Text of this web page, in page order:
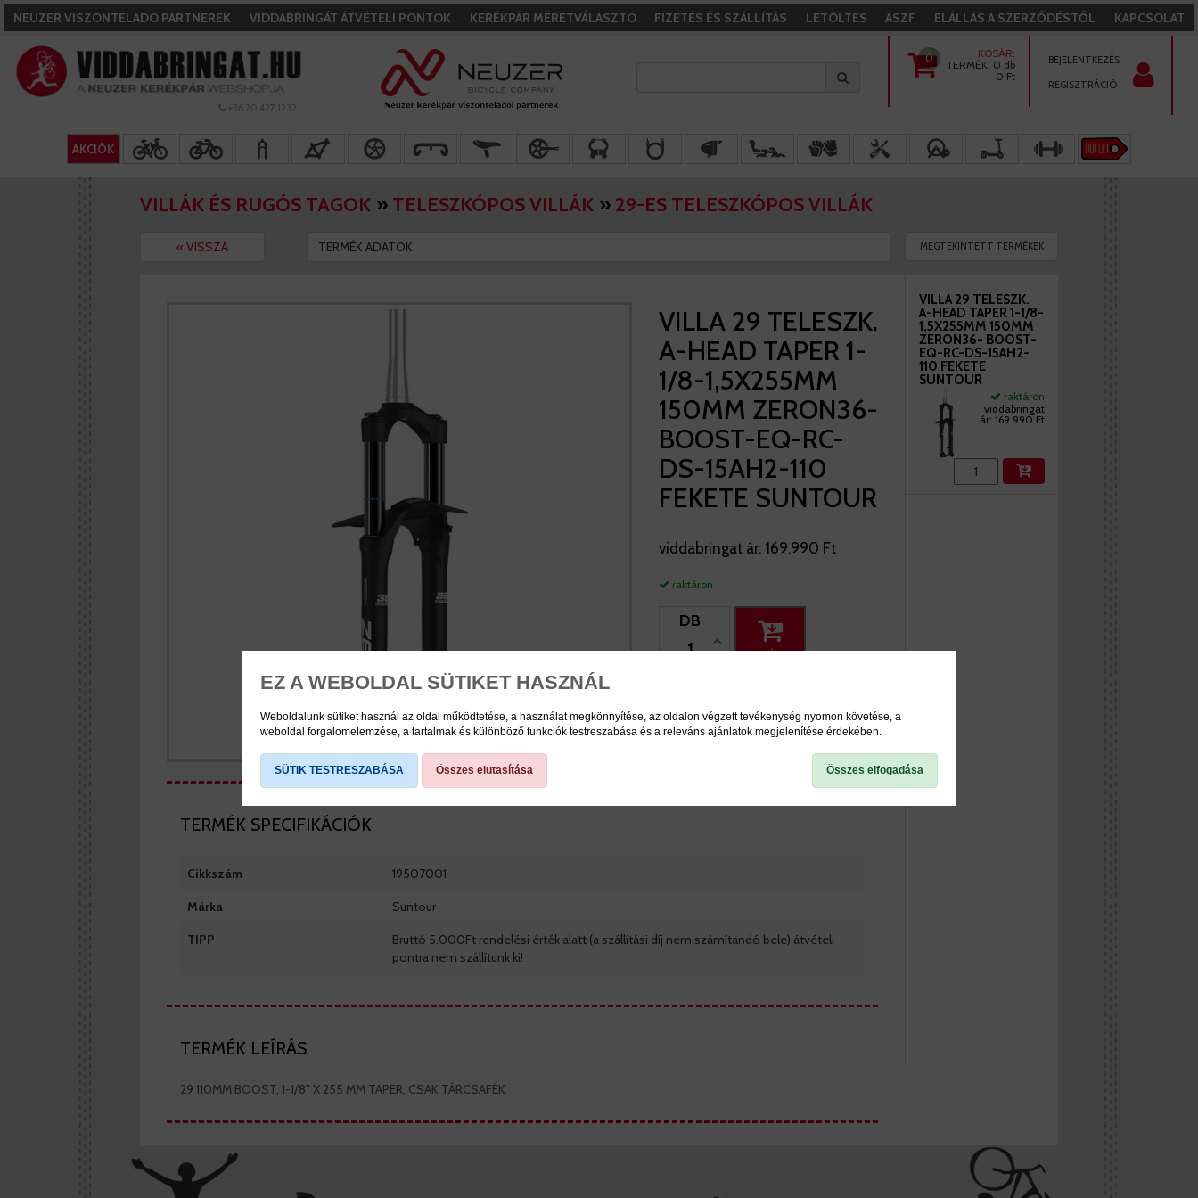
EZ A WEBOLDAL SÜTIKET HASZNÁL
Weboldalunk sütiket használ az oldal működtetése, a használat megkönnyítése, az oldalon végzett tevékenység nyomon követése, a
weboldal forgalomelemzése, a tartalmak és különböző funkciók testreszabása és a releváns ajánlatok megjelenítése érdekében.
SÜTIK TESTRESZABÁSA Összes elutasítása Összes elfogadása
NEUZER VISZONTELADÓ PARTNEREK VIDDABRINGÁT ÁTVÉTELI PONTOK KERÉKPÁR MÉRETVÁLASZTÓ FIZETÉS ÉS SZÁLLÍTÁS LETÖLTÉS ÁSZF ELÁLLÁS A SZERZŐDÉSTŐL KAPCSOLAT
+36 20 427 1232
0
KOSÁR:
TERMÉK: 0 db
0 Ft
BEJELENTKEZÉS
REGISZTRÁCIÓ
AKCIÓK
VILLÁK ÉS RUGÓS TAGOK » TELESZKÓPOS VILLÁK » 29-ES TELESZKÓPOS VILLÁK
« VISSZA TERMÉK ADATOK MEGTEKINTETT TERMÉKEK
VILLA 29 TELESZK.
A-HEAD TAPER 1-
1/8-1,5X255MM
150MM ZERON36-
BOOST-EQ-RC-
DS-15AH2-110
FEKETE SUNTOUR
viddabringat ár: 169.990 Ft
raktáron
DB
KOSÁRBA
TERMÉK SPECIFIKÁCIÓK
Cikkszám 19507001
Márka Suntour
TIPP
Bruttó 5.000Ft rendelési érték alatt (a szállítási díj nem számítandó bele) átvételi
pontra nem szállítunk ki!
TERMÉK LEÍRÁS
29 110MM BOOST, 1-1/8" X 255 MM TAPER, CSAK TÁRCSAFÉK
VILLA 29 TELESZK.
A-HEAD TAPER 1-1/8-
1,5X255MM 150MM
ZERON36- BOOST-
EQ-RC-DS-15AH2-
110 FEKETE
SUNTOUR
raktáron
viddabringat
ár: 169.990 Ft